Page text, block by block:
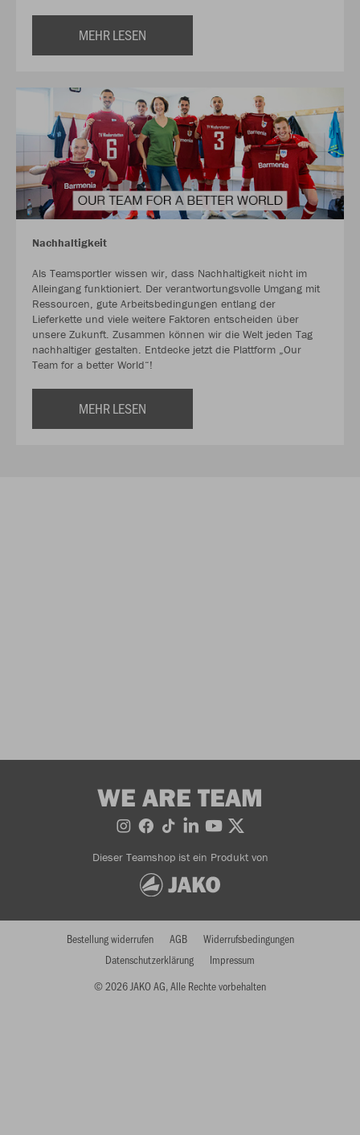
MEHR LESEN
Nachhaltigkeit
Als Teamsportler wissen wir, dass Nachhaltigkeit nicht im
Alleingang funktioniert. Der verantwortungsvolle Umgang mit
Ressourcen, gute Arbeitsbedingungen entlang der
Lieferkette und viele weitere Faktoren entscheiden über
unsere Zukunft. Zusammen können wir die Welt jeden Tag
nachhaltiger gestalten. Entdecke jetzt die Plattform „Our
Team for a better World“!
MEHR LESEN
WE ARE TEAM
Dieser Teamshop ist ein Produkt von
© 2026 JAKO AG, Alle Rechte vorbehalten
Bestellung widerrufen AGB
Widerrufsbedingungen
Datenschutzerklärung
Impressum